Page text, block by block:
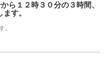
ら１２時３０分の３時間、
す。